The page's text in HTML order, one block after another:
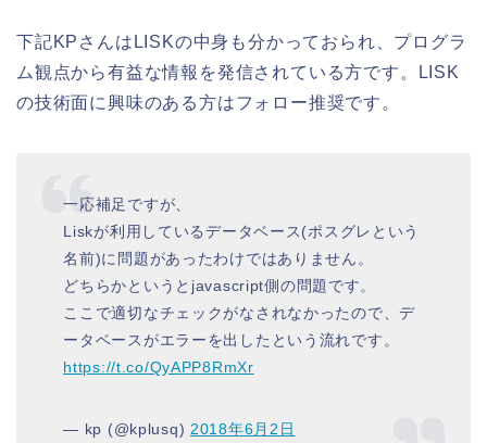
下記KPさんはLISKの中身も分かっておられ、プログラ
ム観点から有益な情報を発信されている方です。LISK
の技術面に興味のある方はフォロー推奨です。
一応補足ですが、
Liskが利用しているデータベース(ポスグレという
名前)に問題があったわけではありません。
どちらかというとjavascript側の問題です。
ここで適切なチェックがなされなかったので、デ
ータベースがエラーを出したという流れです。
https://t.co/QyAPP8RmXr
— kp (@kplusq) 2018年6月2日